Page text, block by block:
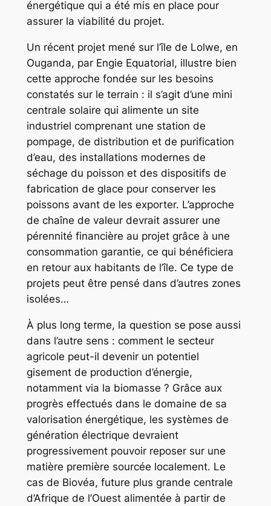
énergétique qui a été mis en place pour
assurer la viabilité du projet.
Un récent projet mené sur l’île de Lolwe, en
Ouganda, par Engie Equatorial, illustre bien
cette approche fondée sur les besoins
constatés sur le terrain : il s’agit d’une mini
centrale solaire qui alimente un site
industriel comprenant une station de
pompage, de distribution et de purification
d’eau, des installations modernes de
séchage du poisson et des dispositifs de
fabrication de glace pour conserver les
poissons avant de les exporter. L’approche
de chaîne de valeur devrait assurer une
pérennité financière au projet grâce à une
consommation garantie, ce qui bénéficiera
en retour aux habitants de l’île. Ce type de
projets peut être pensé dans d’autres zones
isolées…
À plus long terme, la question se pose aussi
dans l’autre sens : comment le secteur
agricole peut-il devenir un potentiel
gisement de production d’énergie,
notamment via la biomasse ? Grâce aux
progrès effectués dans le domaine de sa
valorisation énergétique, les systèmes de
génération électrique devraient
progressivement pouvoir reposer sur une
matière première sourcée localement. Le
cas de Biovéa, future plus grande centrale
d’Afrique de l’Ouest alimentée à partir de